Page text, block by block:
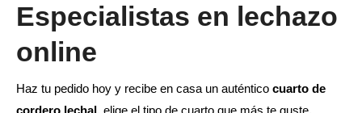
Especialistas en lechazo
online
Haz tu pedido hoy y recibe en casa un auténtico cuarto de